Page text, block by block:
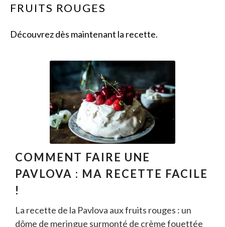
FRUITS ROUGES
Découvrez dès maintenant la recette.
COMMENT FAIRE UNE
PAVLOVA : MA RECETTE FACILE
!
La recette de la Pavlova aux fruits rouges : un
dôme de meringue surmonté de crème fouettée